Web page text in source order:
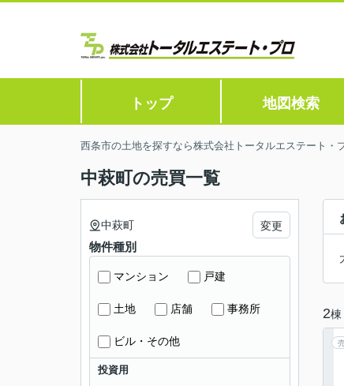
トップ 地図検索
西条市の土地を探すなら株式会社トータルエステート・
中萩町の売買一覧
2棟
中萩町 変更
物件種別
マンション 戸建
土地 店舗 事務所
ビル・その他
投資用